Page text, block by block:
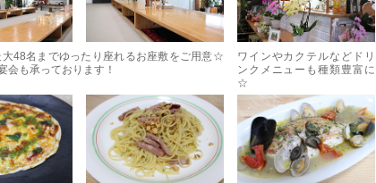
48名までゆったり座れるお座敷をご用意☆
会も承っております！
ワインやカクテルなどドリ
ンクメニューも種類豊富に
☆